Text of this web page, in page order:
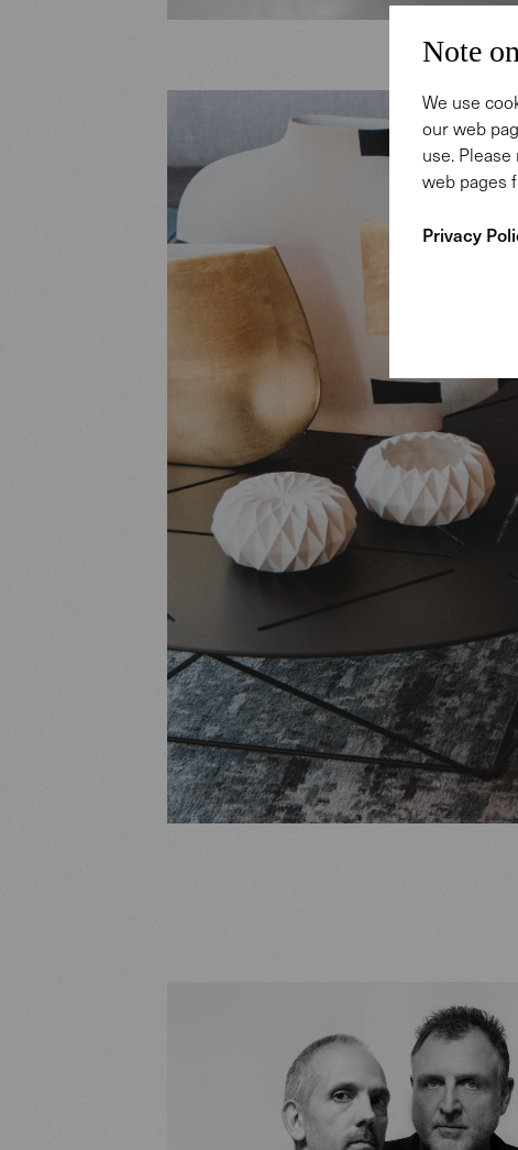
Note
We use
our web
use.
web pages
Privacy